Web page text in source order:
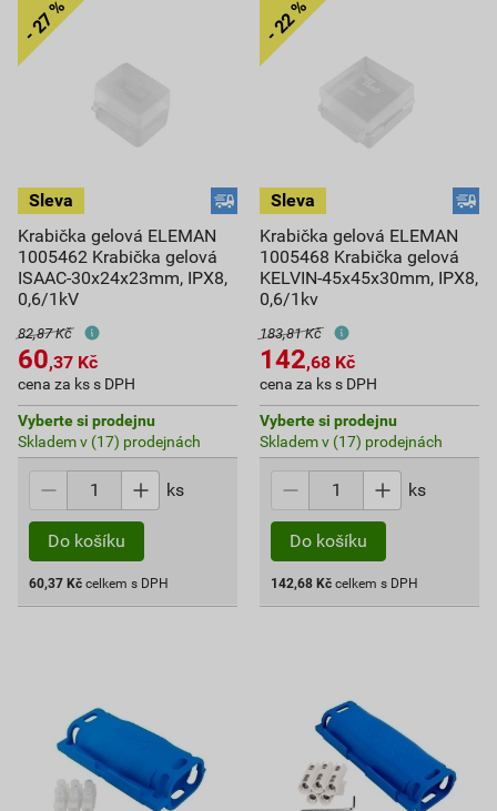
Krabička gelová ELEMAN
1005462 Krabička gelová
ISAAC-30x24x23mm, IPX8,
0,6/1kV
82,87 Kč
60,37 Kč
cena za ks s DPH
Vyberte si prodejnu
Skladem v (17) prodejnách
ks
Do košíku
60,37 Kč celkem s DPH
Krabička gelová ELEMAN
1005468 Krabička gelová
KELVIN-45x45x30mm, IPX8,
0,6/1kv
183,81 Kč
142,68 Kč
cena za ks s DPH
Vyberte si prodejnu
Skladem v (17) prodejnách
ks
Do košíku
142,68 Kč celkem s DPH